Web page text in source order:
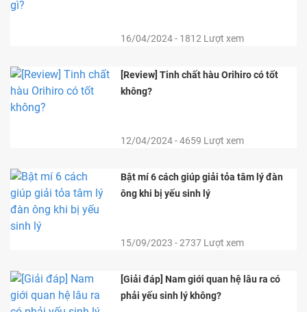
16/04/2024 - 1812 Lượt xem
[Review] Tinh chất hàu Orihiro có tốt
không?
12/04/2024 - 4659 Lượt xem
Bật mí 6 cách giúp giải tỏa tâm lý đàn
ông khi bị yếu sinh lý
15/09/2023 - 2737 Lượt xem
[Giải đáp] Nam giới quan hệ lâu ra có
phải yếu sinh lý không?